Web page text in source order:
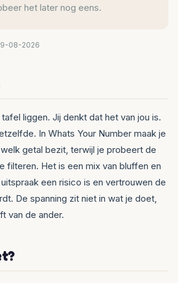
het later nog eens.
08-2026
liggen. Jij denkt dat het van jou is.
In Whats Your Number maak je
getal bezit, terwijl je probeert de
filteren. Het is een mix van bluffen en
een risico is en vertrouwen de
De spanning zit niet in wat je doet,
van de ander.